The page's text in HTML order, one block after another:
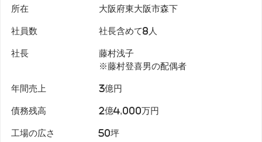
所在 大阪府東大阪市森下
社員数 社長含めて8人
社長
藤村浅子
※藤村登喜男の配偶者
年間売上 3億円
債務残高 2億4,000万円
工場の広さ 50坪